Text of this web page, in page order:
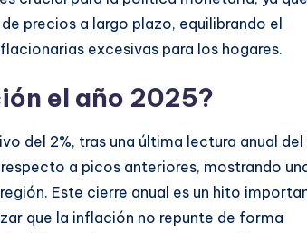
precios a largo plazo, equilibrando el
excesivas para los hogares.
el año 2025?
del 2%, tras una última lectura anual del
a picos anteriores, mostrando
Este cierre anual es un hito
que la inflación no repunte de forma